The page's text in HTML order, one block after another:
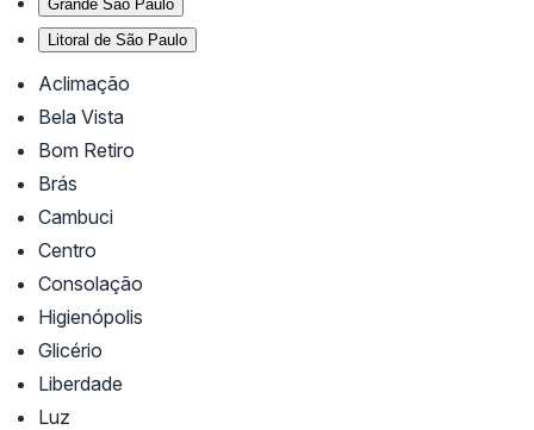
Grande São Paulo
Litoral de São Paulo
Aclimação
Bela Vista
Bom Retiro
Brás
Cambuci
Centro
Consolação
Higienópolis
Glicério
Liberdade
Luz